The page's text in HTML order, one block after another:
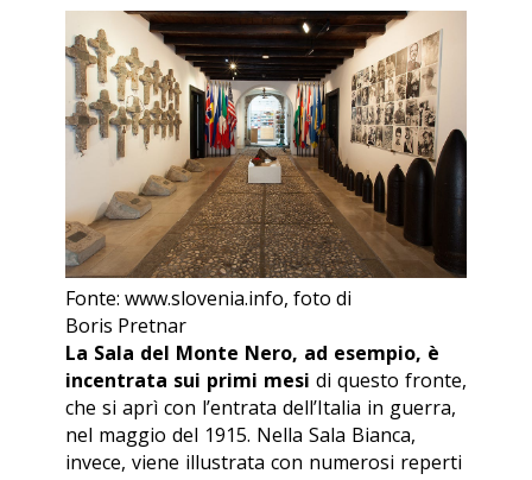
Fonte: www.slovenia.info, foto di
Boris Pretnar
La Sala del Monte Nero, ad esempio, è
incentrata sui primi mesi di questo fronte,
che si aprì con l’entrata dell’Italia in guerra,
nel maggio del 1915. Nella Sala Bianca,
invece, viene illustrata con numerosi reperti